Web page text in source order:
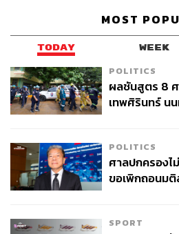
MOST
TODAY WEEK
POLITICS
ผลชันสูตร 8
เทพศิรินทร์ น
POLITICS
ศาลปกครองไ
ขอเพิกถอนม
SPORT